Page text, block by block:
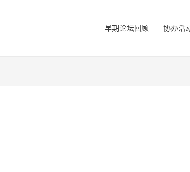
早期论坛回顾 协办活